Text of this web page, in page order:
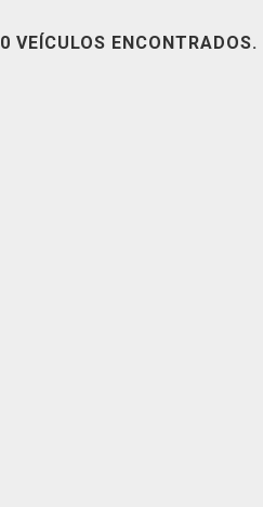
0 VEÍCULOS ENCONTRADOS.